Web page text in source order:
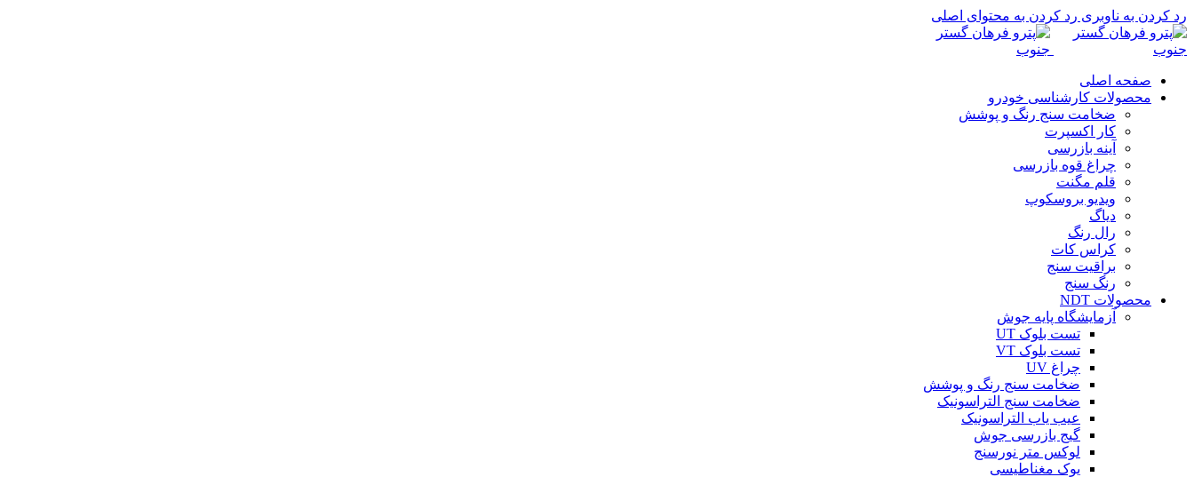
رد کردن به ناوبری رد کردن به محتوای اصلی
صفحه اصلی
محصولات کارشناسی خودرو
ضخامت سنج رنگ و پوشش
کار اکسپرت
آینه بازرسی
چراغ قوه بازرسی
قلم مگنت
ویدیو بروسکوپ
دیاگ
رال رنگ
کراس کات
براقیت سنج
رنگ سنج
محصولات NDT
آزمایشگاه پایه جوش
تست بلوک UT
تست بلوک VT
چراغ UV
ضخامت سنج رنگ و پوشش
ضخامت سنج التراسونیک
عیب یاب التراسونیک
گیج بازرسی جوش
لوکس متر نورسنج
یوک مغناطیسی